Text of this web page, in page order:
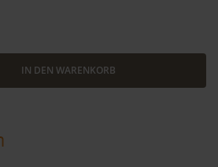
IN DEN WARENKORB